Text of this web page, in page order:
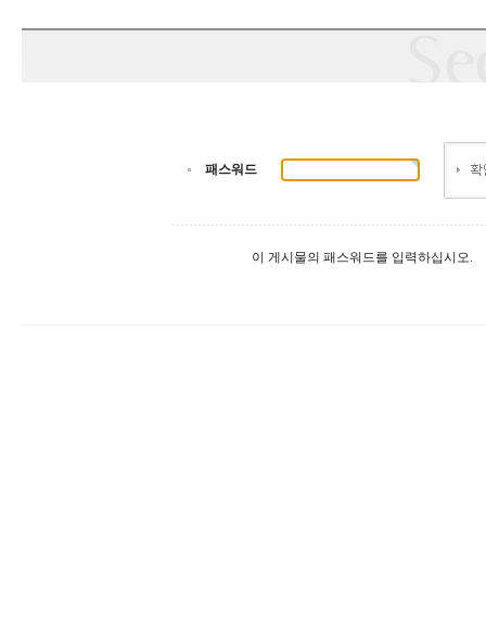
패스워드
이 게시물의 패스워드를 입력하십시오.